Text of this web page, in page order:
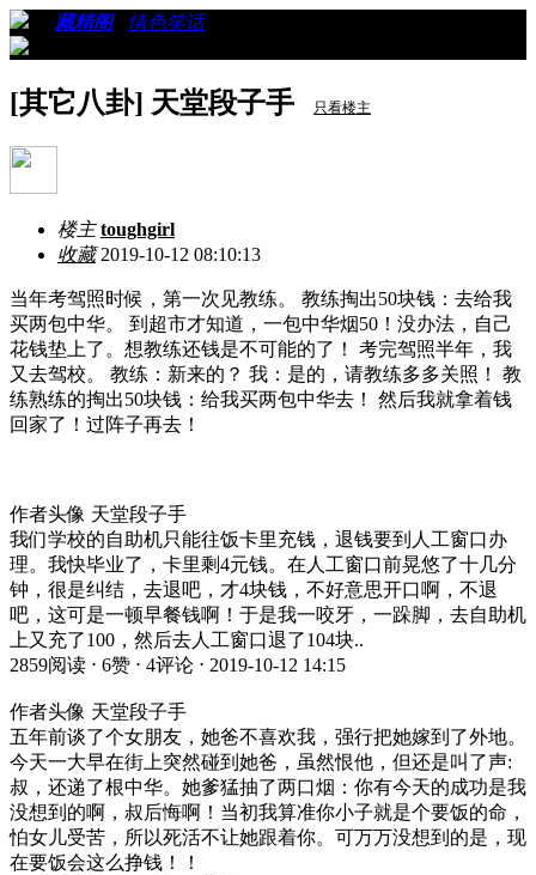
藏精阁 情色笑话
[其它八卦] 天堂段子手 只看楼主
楼主 toughgirl
收藏2019-10-12 08:10:13
当年考驾照时候，第一次见教练。 教练掏出50块钱：去给我
买两包中华。 到超市才知道，一包中华烟50！没办法，自己
花钱垫上了。想教练还钱是不可能的了！ 考完驾照半年，我
又去驾校。 教练：新来的？ 我：是的，请教练多多关照！ 教
练熟练的掏出50块钱：给我买两包中华去！ 然后我就拿着钱
回家了！过阵子再去！
作者头像 天堂段子手
我们学校的自助机只能往饭卡里充钱，退钱要到人工窗口办
理。我快毕业了，卡里剩4元钱。在人工窗口前晃悠了十几分
钟，很是纠结，去退吧，才4块钱，不好意思开口啊，不退
吧，这可是一顿早餐钱啊！于是我一咬牙，一跺脚，去自助机
上又充了100，然后去人工窗口退了104块..
2859阅读 ⋅ 6赞 ⋅ 4评论 ⋅ 2019-10-12 14:15
作者头像 天堂段子手
五年前谈了个女朋友，她爸不喜欢我，强行把她嫁到了外地。
今天一大早在街上突然碰到她爸，虽然恨他，但还是叫了声:
叔，还递了根中华。她爹猛抽了两口烟：你有今天的成功是我
没想到的啊，叔后悔啊！当初我算准你小子就是个要饭的命，
怕女儿受苦，所以死活不让她跟着你。可万万没想到的是，现
在要饭会这么挣钱！！